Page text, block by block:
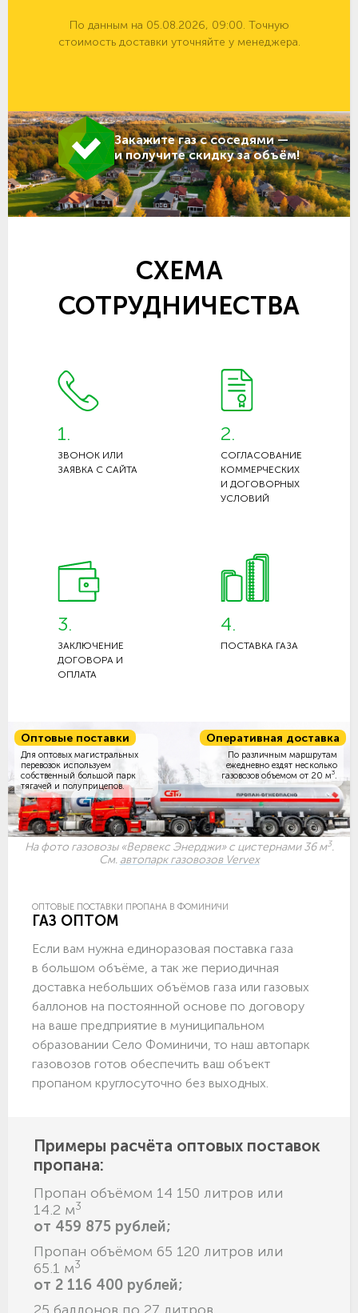
По данным на 05.08.2026, 09:00. Точную
стоимость доставки уточняйте у менеджера.
Закажите газ с соседями —
и получите скидку за объём!
СХЕМА
СОТРУДНИЧЕСТВА
1.
ЗВОНОК ИЛИ
ЗАЯВКА С САЙТА
2.
СОГЛАСОВАНИЕ
КОММЕРЧЕСКИХ
И ДОГОВОРНЫХ
УСЛОВИЙ
3.
ЗАКЛЮЧЕНИЕ
ДОГОВОРА И
ОПЛАТА
4.
ПОСТАВКА ГАЗА
Оптовые поставки
Для оптовых магистральных
перевозок используем
собственный большой парк
тягачей и полуприцепов.
Оперативная доставка
По различным маршрутам
ежедневно ездят несколько
газовозов объемом от 20 м3
На фото газовозы «Вервекс Энерджи» с цистернами 36 м3.
См. автопарк газовозов Vervex
ОПТОВЫЕ ПОСТАВКИ ПРОПАНА В ФОМИНИЧИ
ГАЗ ОПТОМ
Если вам нужна единоразовая поставка газа
в большом объёме, а так же периодичная
доставка небольших объёмов газа или газовых
баллонов на постоянной основе по договору
на ваше предприятие в муниципальном
образовании Село Фоминичи, то наш автопарк
газовозов готов обеспечить ваш объект
пропаном круглосуточно без выходных.
Примеры расчёта оптовых поставок
пропана:
Пропан объёмом 14 150 литров или
14.2 м3
от 459 875 рублей;
Пропан объёмом 65 120 литров или
65.1 м3
от 2 116 400 рублей;